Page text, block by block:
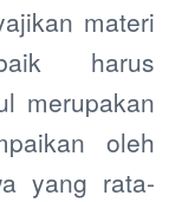
materi
harus
merupakan
oleh
yang rata-